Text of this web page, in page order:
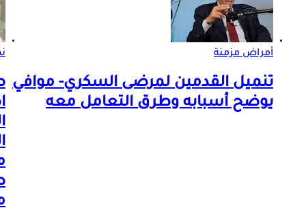
أمراض مزمنة
تنميل القدمين لمرضى السكري- موافي
يوضح أسبابه وطرق التعامل معه